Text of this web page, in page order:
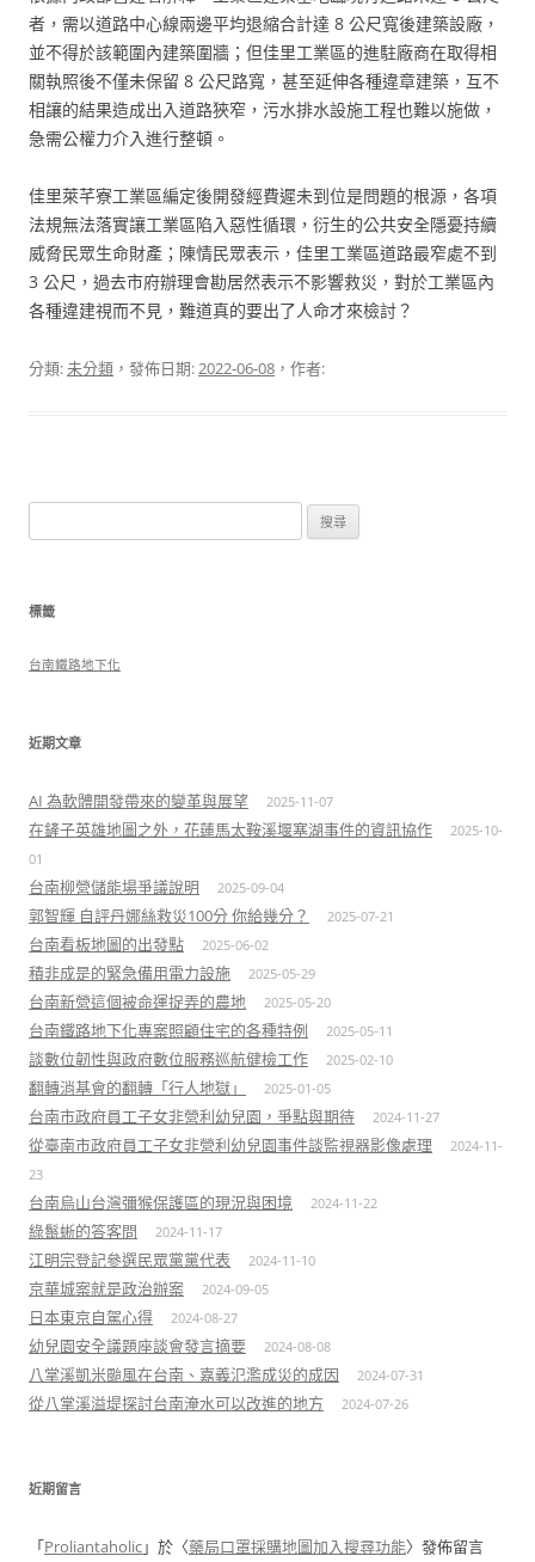
者，需以道路中心線兩邊平均退縮合計達 8 公尺寬後建築設廠，
並不得於該範圍內建築圍牆；但佳里工業區的進駐廠商在取得相
關執照後不僅未保留 8 公尺路寬，甚至延伸各種違章建築，互不
相讓的結果造成出入道路狹窄，污水排水設施工程也難以施做，
急需公權力介入進行整頓。
佳里萊芊寮工業區編定後開發經費遲未到位是問題的根源，各項
法規無法落實讓工業區陷入惡性循環，衍生的公共安全隱憂持續
威脅民眾生命財產；陳情民眾表示，佳里工業區道路最窄處不到
3 公尺，過去市府辦理會勘居然表示不影響救災，對於工業區內
各種違建視而不見，難道真的要出了人命才來檢討？
分類:未分類 ，發佈日期:2022-06-08 ，作者:
尋
鍵
標籤
台南鐵路地下化
近期文章
AI 為軟體開發帶來的變革與展望 2025-11-07
在鏟子英雄地圖之外，花蓮馬太鞍溪堰塞湖事件的資訊協作
2025-10-
01
台南柳營儲能場爭議說明 2025-09-04
郭智輝 自評丹娜絲救災100分 你給幾分？ 2025-07-21
台南看板地圖的出發點 2025-06-02
積非成是的緊急備用電力設施 2025-05-29
台南新營這個被命運捉弄的農地 2025-05-20
台南鐵路地下化專案照顧住宅的各種特例 2025-05-11
談數位韌性與政府數位服務巡航健檢工作 2025-02-10
翻轉消基會的翻轉「行人地獄」 2025-01-05
台南市政府員工子女非營利幼兒園，爭點與期待 2024-11-27
從臺南市政府員工子女非營利幼兒園事件談監視器影像處理
2024-11-
23
台南烏山台灣彌猴保護區的現況與困境 2024-11-22
綠鬣蜥的答客問 2024-11-17
江明宗登記參選民眾黨黨代表 2024-11-10
京華城案就是政治辦案 2024-09-05
日本東京自駕心得 2024-08-27
幼兒園安全議題座談會發言摘要 2024-08-08
八掌溪凱米颱風在台南、嘉義氾濫成災的成因 2024-07-31
從八掌溪溢堤探討台南淹水可以改進的地方 2024-07-26
近期留言
「Proliantaholic」於〈藥局口罩採購地圖加入搜尋功能〉發佈留言